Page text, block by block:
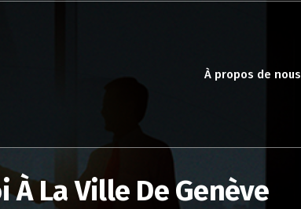
À propos de nous
La Ville De Genève